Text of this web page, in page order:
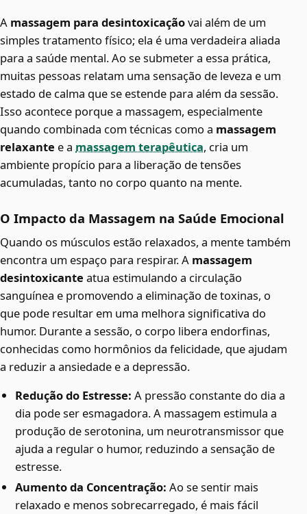
A massagem para desintoxicaçãovai além de um
simples tratamento físico; ela é uma verdadeira aliada
para a saúde mental. Ao se submeter a essa prática,
muitas pessoas relatam uma sensação de leveza e um
estado de calma que se estende para além da sessão.
Isso acontece porque a massagem, especialmente
quando combinada com técnicas como a massagem
relaxante e a massagem terapêutica, cria um
ambiente propício para a liberação de tensões
acumuladas, tanto no corpo quanto na mente.
O Impacto da Massagem na Saúde Emocional
Quando os músculos estão relaxados, a mente também
encontra um espaço para respirar. A massagem
desintoxicante atua estimulando a circulação
sanguínea e promovendo a eliminação de toxinas, o
que pode resultar em uma melhora significativa do
humor. Durante a sessão, o corpo libera endorfinas,
conhecidas como hormônios da felicidade, que ajudam
a reduzir a ansiedade e a depressão.
Redução do Estresse: A pressão constante do dia a
dia pode ser esmagadora. A massagem estimula a
produção de serotonina, um neurotransmissor que
ajuda a regular o humor, reduzindo a sensação de
estresse.
Aumento da Concentração: Ao se sentir mais
relaxado e menos sobrecarregado, é mais fácil